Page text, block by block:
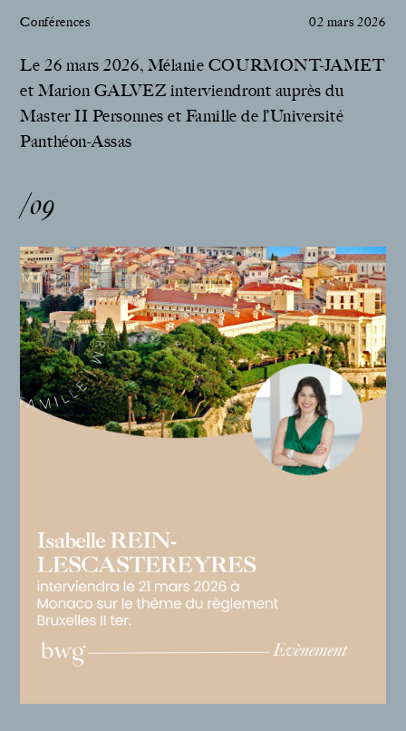
Conférences 02 mars 2026
Le 26 mars 2026, Mélanie COURMONT-JAMET
et Marion GALVEZ interviendront auprès du
Master II Personnes et Famille de l’Université
Panthéon-Assas
/09